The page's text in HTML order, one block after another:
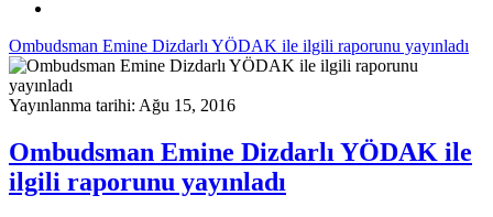
Ombudsman Emine Dizdarlı YÖDAK ile ilgili raporunu yayınladı
Yayınlanma tarihi: Ağu 15, 2016
Ombudsman Emine Dizdarlı YÖDAK ile
ilgili raporunu yayınladı